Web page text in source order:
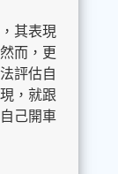
其表現
而，更
評估自
，就跟
己開車